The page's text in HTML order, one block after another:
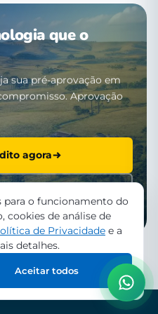
que o
sua pré-aprovação em
Aprovação
agora
para o funcionamento do
cookies de análise de
de Privacidade e a
detalhes.
Aceitar todos